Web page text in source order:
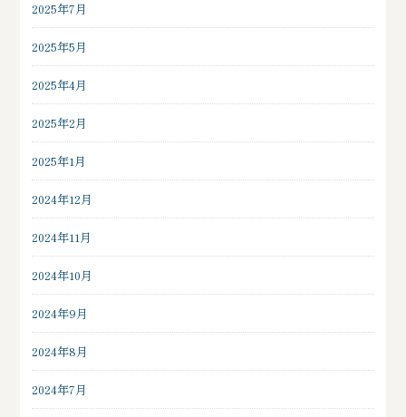
2025年7月
2025年5月
2025年4月
2025年2月
2025年1月
2024年12月
2024年11月
2024年10月
2024年9月
2024年8月
2024年7月